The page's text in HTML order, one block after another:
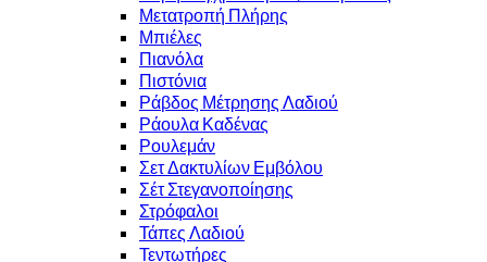
Μετατροπή Πλήρης
Μπιέλες
Πιανόλα
Πιστόνια
Ράβδος Μέτρησης Λαδιού
Ράουλα Καδένας
Ρουλεμάν
Σετ Δακτυλίων Εμβόλου
Σέτ Στεγανοποίησης
Στρόφαλοι
Τάπες Λαδιού
Τεντωτήρες